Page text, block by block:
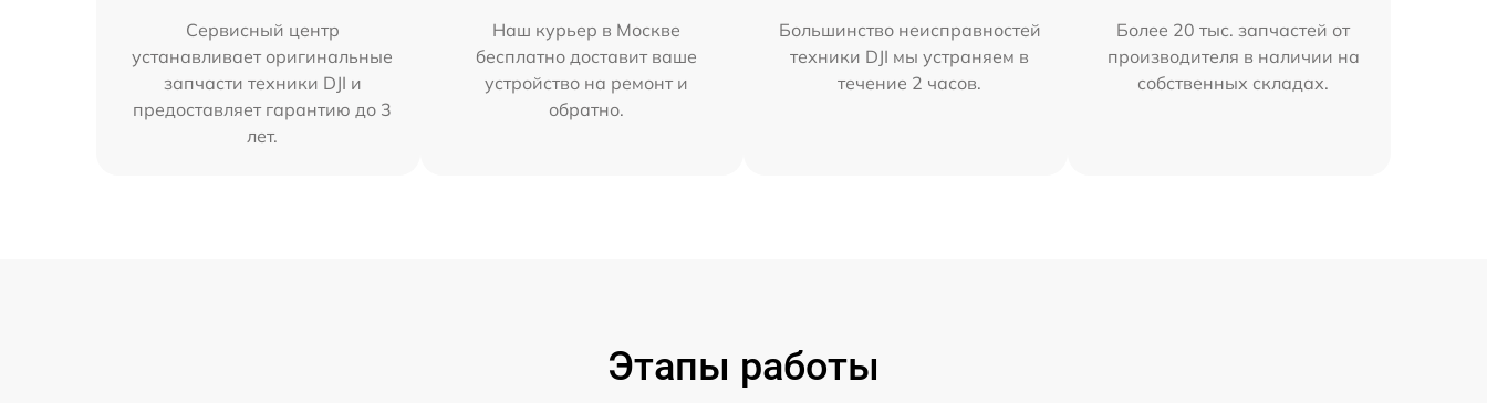
Сервисный центр
устанавливает оригинальные
запчасти техники DJI и
предоставляет гарантию до 3
лет.
Наш курьер в Москве
бесплатно доставит ваше
устройство на ремонт и
обратно.
Большинство неисправностей
техники DJI мы устраняем в
течение 2 часов.
Более 20 тыс. запчастей от
производителя в наличии на
собственных складах.
Этапы работы